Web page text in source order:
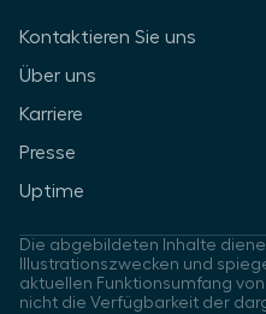
Kontaktieren Sie uns
Über uns
Karriere
Presse
Uptime
Die abgebildeten Inhalte
Illustrationszwecken und
aktuellen Funktionsumfang
nicht die Verfügbarkeit der